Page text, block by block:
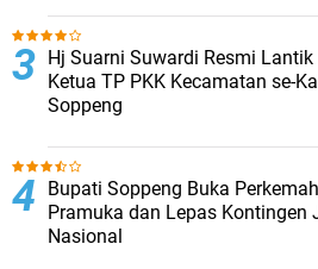
Hj Suarni Suwardi Resmi Lantik
Ketua TP PKK Kecamatan se-
Soppeng
Bupati Soppeng Buka
Pramuka dan Lepas Kontingen
Nasional